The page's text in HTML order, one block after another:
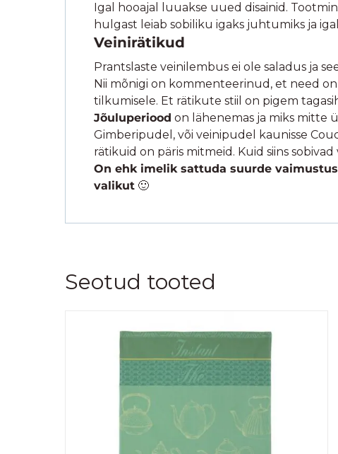
Igal hooajal luuakse uued disainid.
hulgast leiab sobiliku igaks juhtumiks ja
Veinirätikud
Prantslaste veinilembus ei ole saladus ja
Nii mõnigi on kommenteerinud, et need
tilkumisele. Et rätikute stiil on pigem
Jõuluperiood on lähenemas ja miks mitte
Gimberipudel, või veinipudel kaunisse
rätikuid on päris mitmeid. Kuid siins
On ehk imelik sattuda suurde
valikut 🙂
Seotud tooted